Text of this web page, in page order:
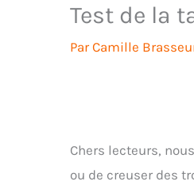
Test de la
ParCamille
Chers lecteurs,
ou de creuser des